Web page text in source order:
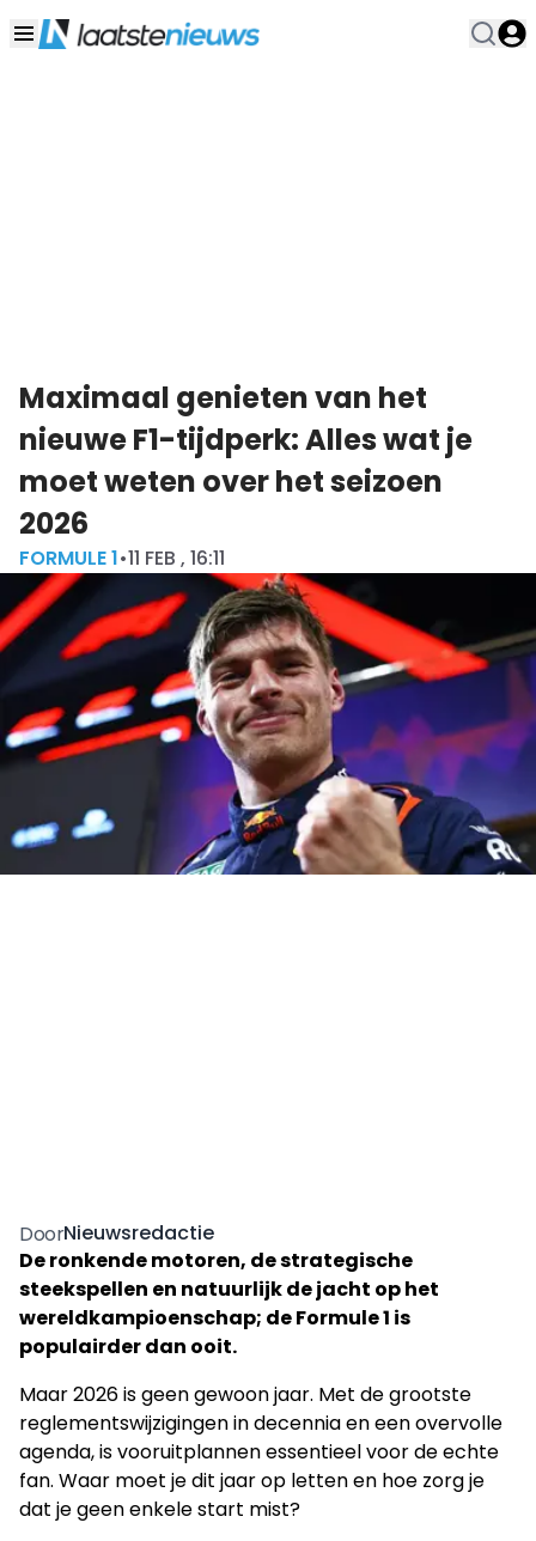
Maximaal genieten van het
nieuwe F1-tijdperk: Alles wat je
moet weten over het seizoen
2026
FORMULE 1•11 FEB , 16:11
DoorNieuwsredactie
De ronkende motoren, de strategische
steekspellen en natuurlijk de jacht op het
wereldkampioenschap; de Formule 1 is
populairder dan ooit.
Maar 2026 is geen gewoon jaar. Met de grootste
reglementswijzigingen in decennia en een overvolle
agenda, is vooruitplannen essentieel voor de echte
fan. Waar moet je dit jaar op letten en hoe zorg je
dat je geen enkele start mist?